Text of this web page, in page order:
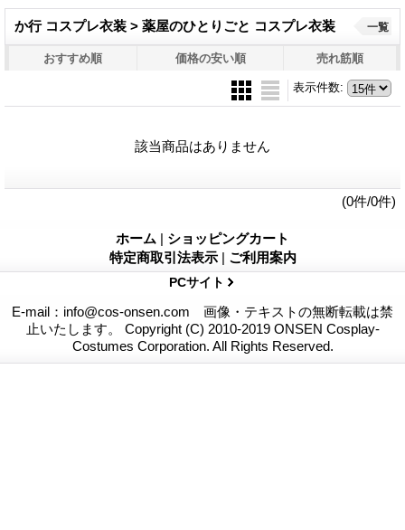
か行 コスプレ衣装 > 薬屋のひとりごと コスプレ衣装 一覧
おすすめ順 価格の安い順 売れ筋順
表示件数:
該当商品はありません
(0件/0件)
ホーム | ショッピングカート
特定商取引法表示 | ご利用案内
PCサイト
E-mail：info@cos-onsen.com 画像・テキストの無断転載は禁
止いたします。 Copyright (C) 2010-2019 ONSEN Cosplay-
Costumes Corporation. All Rights Reserved.